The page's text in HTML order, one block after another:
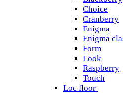
Choice
Cranberry
Enigma
Enigma
Form
Look
Raspberry
Touch
Loc floor